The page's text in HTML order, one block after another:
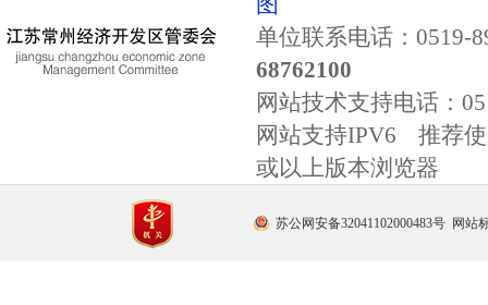
单位联系电话：0519-
68762100
网站技术支持电话：
网站支持IPV6 推荐使
或以上版本浏览器
苏公网安备32041102000483号 网站